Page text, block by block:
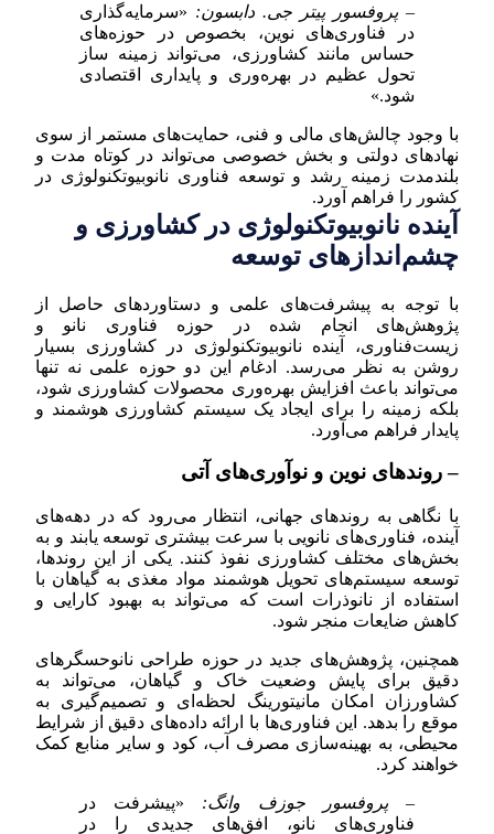
– پروفسور پیتر جی. دابسون: «سرمایه‌گذاری
در فناوری‌های نوین، بخصوص در حوزه‌های
حساس مانند کشاورزی، می‌تواند زمینه ساز
تحول عظیم در بهره‌وری و پایداری اقتصادی
شود.»
با وجود چالش‌های مالی و فنی، حمایت‌های مستمر از سوی
نهادهای دولتی و بخش خصوصی می‌تواند در کوتاه مدت و
بلندمدت زمینه رشد و توسعه فناوری نانوبیوتکنولوژی در
کشور را فراهم آورد.
آینده نانوبیوتکنولوژی در کشاورزی و
چشم‌اندازهای توسعه
با توجه به پیشرفت‌های علمی و دستاوردهای حاصل از
پژوهش‌های انجام شده در حوزه فناوری نانو و
زیست‌فناوری، آینده نانوبیوتکنولوژی در کشاورزی بسیار
روشن به نظر می‌رسد. ادغام این دو حوزه علمی نه تنها
می‌تواند باعث افزایش بهره‌وری محصولات کشاورزی شود،
بلکه زمینه را برای ایجاد یک سیستم کشاورزی هوشمند و
پایدار فراهم می‌آورد.
– روندهای نوین و نوآوری‌های آتی
با نگاهی به روندهای جهانی، انتظار می‌رود که در دهه‌های
آینده، فناوری‌های نانویی با سرعت بیشتری توسعه یابند و به
بخش‌های مختلف کشاورزی نفوذ کنند. یکی از این روندها،
توسعه سیستم‌های تحویل هوشمند مواد مغذی به گیاهان با
استفاده از نانوذرات است که می‌تواند به بهبود کارایی و
کاهش ضایعات منجر شود.
همچنین، پژوهش‌های جدید در حوزه طراحی نانوحسگرهای
دقیق برای پایش وضعیت خاک و گیاهان، می‌تواند به
کشاورزان امکان مانیتورینگ لحظه‌ای و تصمیم‌گیری به
موقع را بدهد. این فناوری‌ها با ارائه داده‌های دقیق از شرایط
محیطی، به بهینه‌سازی مصرف آب، کود و سایر منابع کمک
خواهند کرد.
– پروفسور جوزف وانگ: «پیشرفت در
فناوری‌های نانو، افق‌های جدیدی را در